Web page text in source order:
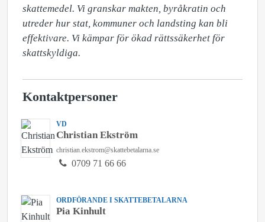
skattemedel. Vi granskar makten, byråkratin och
utreder hur stat, kommuner och landsting kan bli
effektivare. Vi kämpar för ökad rättssäkerhet för
skattskyldiga.
Kontaktpersoner
VD
Christian Ekström
christian.ekstrom@skattebetalarna.se
0709 71 66 66
ORDFÖRANDE I SKATTEBETALARNA
Pia Kinhult